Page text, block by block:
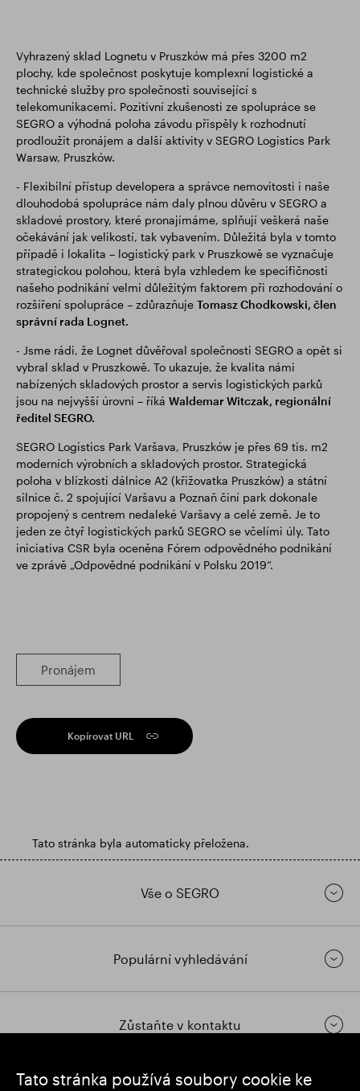
Tato stránka používá soubory cookie ke
Vyhrazený sklad Lognetu v Pruszków má přes 3200 m2
plochy, kde společnost poskytuje komplexní logistické a
technické služby pro společnosti související s
telekomunikacemi. Pozitivní zkušenosti ze spolupráce se
SEGRO a výhodná poloha závodu přispěly k rozhodnutí
prodloužit pronájem a další aktivity v SEGRO Logistics Park
Warsaw, Pruszków.
- Flexibilní přístup developera a správce nemovitosti i naše
dlouhodobá spolupráce nám daly plnou důvěru v SEGRO a
skladové prostory, které pronajímáme, splňují veškerá naše
očekávání jak velikostí, tak vybavením. Důležitá byla v tomto
případě i lokalita – logistický park v Pruszkowě se vyznačuje
strategickou polohou, která byla vzhledem ke specifičnosti
našeho podnikání velmi důležitým faktorem při rozhodování o
rozšíření spolupráce – zdůrazňuje Tomasz Chodkowski, člen
správní rada Lognet.
- Jsme rádi, že Lognet důvěřoval společnosti SEGRO a opět si
vybral sklad v Pruszkowě. To ukazuje, že kvalita námi
nabízených skladových prostor a servis logistických parků
jsou na nejvyšší úrovni – říká Waldemar Witczak, regionální
ředitel SEGRO.
SEGRO Logistics Park Varšava, Pruszków je přes 69 tis. m2
moderních výrobních a skladových prostor. Strategická
poloha v blízkosti dálnice A2 (křižovatka Pruszków) a státní
silnice č. 2 spojující Varšavu a Poznaň činí park dokonale
propojený s centrem nedaleké Varšavy a celé země. Je to
jeden ze čtyř logistických parků SEGRO se včelími úly. Tato
iniciativa CSR byla oceněna Fórem odpovědného podnikání
ve zprávě „Odpovědné podnikání v Polsku 2019“.
Pronájem
Kopírovat URL
Tato stránka byla automaticky přeložena.
Vše o SEGRO
Populární vyhledávání
Zůstaňte v kontaktu
https://www.linkedin.com/
https://www.youtube.com/
https://twitter.com/